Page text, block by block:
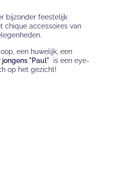
bijzonder feestelijk
chique accessoires van
een huwelijk, een
"Paul"is een eye-
op het gezicht!